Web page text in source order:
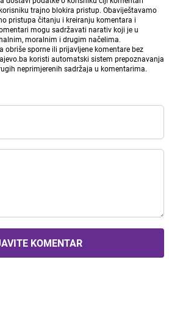
trajno blokira pristup. Obaviještavamo
pristupa čitanju i kreiranju komentara i
mogu sadržavati narativ koji je u
moralnim i drugim načelima.
obriše sporne ili prijavljene komentare bez
koristi automatski sistem prepoznavanja
neprimjerenih sadržaja u komentarima.
KOMENTAR